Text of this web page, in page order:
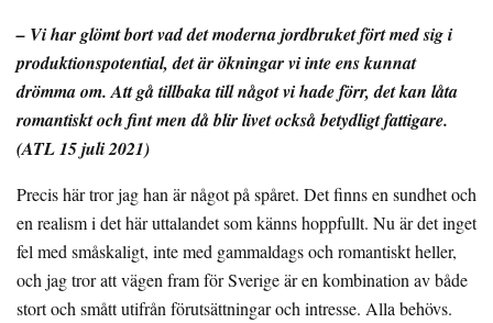
– Vi har glömt bort vad det moderna jordbruket fört med sig i
produktionspotential, det är ökningar vi inte ens kunnat
drömma om. Att gå tillbaka till något vi hade förr, det kan låta
romantiskt och fint men då blir livet också betydligt fattigare.
(ATL 15 juli 2021)
Precis här tror jag han är något på spåret. Det finns en sundhet och
en realism i det här uttalandet som känns hoppfullt. Nu är det inget
fel med småskaligt, inte med gammaldags och romantiskt heller,
och jag tror att vägen fram för Sverige är en kombination av både
stort och smått utifrån förutsättningar och intresse. Alla behövs.